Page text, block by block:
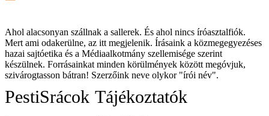
Ahol alacsonyan szállnak a sallerek. És ahol nincs íróasztalfiók.
Mert ami odakerülne, az itt megjelenik. Írásaink a közmegegyezéses
hazai sajtóetika és a Médiaalkotmány szellemisége szerint
készülnek. Forrásainkat minden körülmények között megóvjuk,
szivárogtasson bátran! Szerzőink neve olykor "írói név".
PestiSrácok Tájékoztatók